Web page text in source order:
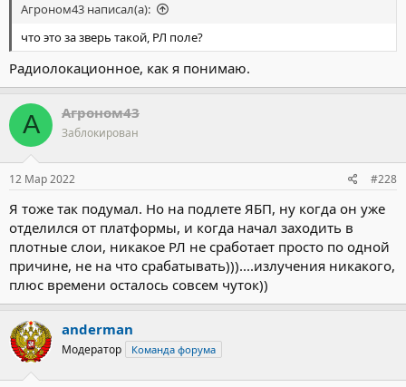
Агроном43 написал(а):
что это за зверь такой, РЛ поле?
Радиолокационное, как я понимаю.
А Агроном43
Заблокирован
12 Мар 2022 #228
Я тоже так подумал. Но на подлете ЯБП, ну когда он уже
отделился от платформы, и когда начал заходить в
плотные слои, никакое РЛ не сработает просто по одной
причине, не на что срабатывать)))....излучения никакого,
плюс времени осталось совсем чуток))
anderman
Модератор Команда форума